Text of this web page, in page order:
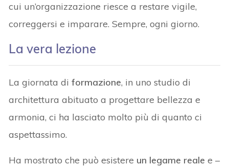
cui un’organizzazione riesce a restare vigile,
correggersi e imparare. Sempre, ogni giorno.
La vera lezione
La giornata diformazione, in uno studio di
architettura abituato a progettare bellezza e
armonia, ci ha lasciato molto più di quanto ci
aspettassimo.
Ha mostrato che può esistere un legame reale e –